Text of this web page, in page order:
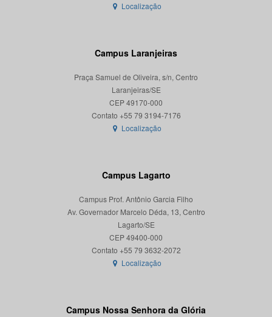
Localização
Campus Laranjeiras
Praça Samuel de Oliveira, s/n, Centro
Laranjeiras/SE
CEP 49170-000
Localização
Campus Lagarto
Campus Prof. Antônio Garcia Filho
Av. Governador Marcelo Déda, 13, Centro
Lagarto/SE
CEP 49400-000
Localização
Campus Nossa Senhora da Glória